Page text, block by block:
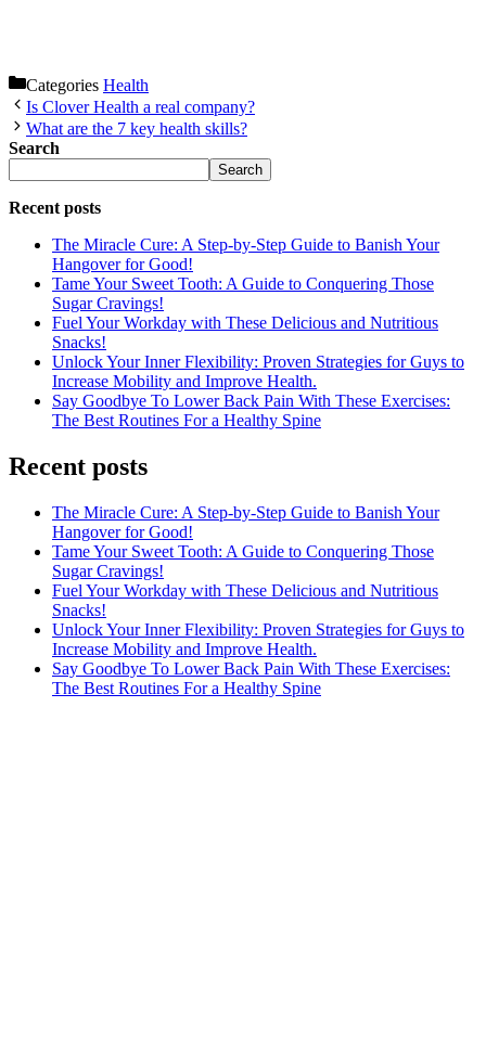
Categories Health
Is Clover Health a real company?
What are the 7 key health skills?
Search
Search
Recent posts
The Miracle Cure: A Step-by-Step Guide to Banish Your
Hangover for Good!
Tame Your Sweet Tooth: A Guide to Conquering Those
Sugar Cravings!
Fuel Your Workday with These Delicious and Nutritious
Snacks!
Unlock Your Inner Flexibility: Proven Strategies for Guys to
Increase Mobility and Improve Health.
Say Goodbye To Lower Back Pain With These Exercises:
The Best Routines For a Healthy Spine
Recent posts
The Miracle Cure: A Step-by-Step Guide to Banish Your
Hangover for Good!
Tame Your Sweet Tooth: A Guide to Conquering Those
Sugar Cravings!
Fuel Your Workday with These Delicious and Nutritious
Snacks!
Unlock Your Inner Flexibility: Proven Strategies for Guys to
Increase Mobility and Improve Health.
Say Goodbye To Lower Back Pain With These Exercises:
The Best Routines For a Healthy Spine